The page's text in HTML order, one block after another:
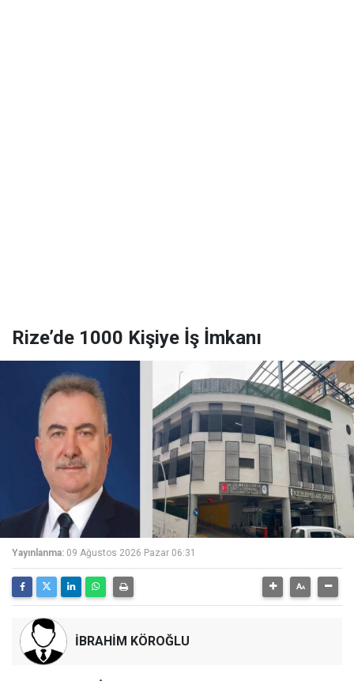
Rize’de 1000 Kişiye İş İmkanı
Yayınlanma: 09 Ağustos 2026 Pazar 06:31
İBRAHİM KÖROĞLU